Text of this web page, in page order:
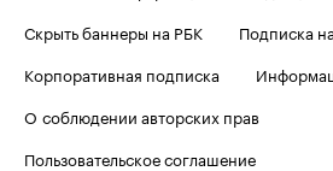
Скрыть баннеры на РБК
Подписка
Корпоративная подписка
О соблюдении авторских прав
Пользовательское соглашение